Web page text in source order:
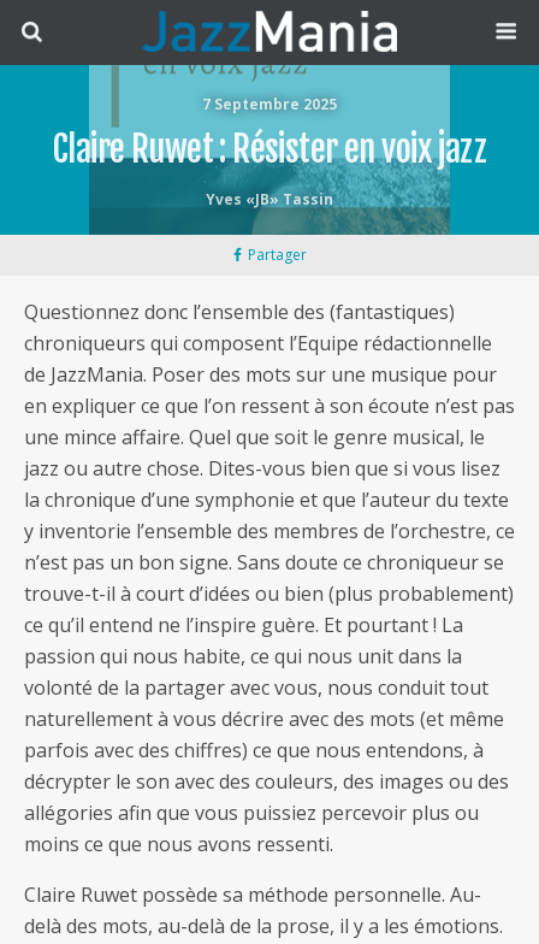
7 Septembre 2025
Claire Ruwet : Résister en voix jazz
Yves «JB» Tassin
Partager
Questionnez donc l’ensemble des (fantastiques)
chroniqueurs qui composent l’Equipe rédactionnelle
de JazzMania. Poser des mots sur une musique pour
en expliquer ce que l’on ressent à son écoute n’est pas
une mince affaire. Quel que soit le genre musical, le
jazz ou autre chose. Dites-vous bien que si vous lisez
la chronique d’une symphonie et que l’auteur du texte
y inventorie l’ensemble des membres de l’orchestre, ce
n’est pas un bon signe. Sans doute ce chroniqueur se
trouve-t-il à court d’idées ou bien (plus probablement)
ce qu’il entend ne l’inspire guère. Et pourtant ! La
passion qui nous habite, ce qui nous unit dans la
volonté de la partager avec vous, nous conduit tout
naturellement à vous décrire avec des mots (et même
parfois avec des chiffres) ce que nous entendons, à
décrypter le son avec des couleurs, des images ou des
allégories afin que vous puissiez percevoir plus ou
moins ce que nous avons ressenti.
Claire Ruwet possède sa méthode personnelle. Au-
delà des mots, au-delà de la prose, il y a les émotions.